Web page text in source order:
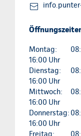
Montag:
16:00 Uhr
Dienstag:
16:00 Uhr
Mittwoch:
16:00 Uhr
Donnerstag:
16:00 Uhr
Freitag: